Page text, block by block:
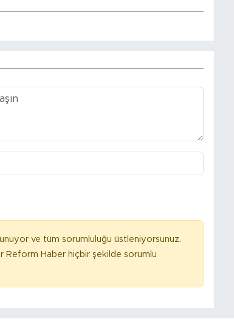
ve tüm sorumluluğu üstleniyorsunuz.
Reform Haber hiçbir şekilde sorumlu